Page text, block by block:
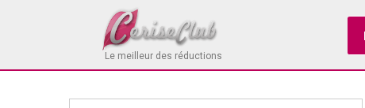
Le meilleur des réductions